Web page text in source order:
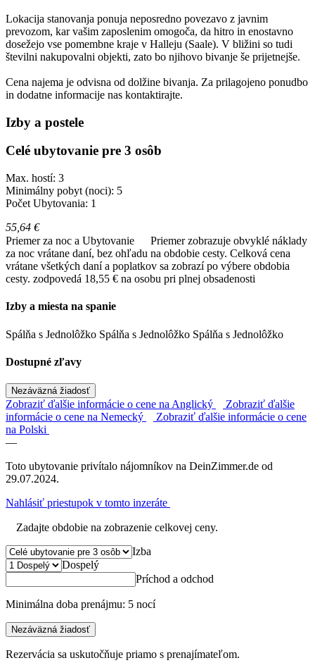
Lokacija stanovanja ponuja neposredno povezavo z javnim
prevozom, kar vašim zaposlenim omogoča, da hitro in enostavno
dosežejo vse pomembne kraje v Halleju (Saale). V bližini so tudi
številni nakupovalni objekti, zato bo njihovo bivanje še prijetnejše.
Cena najema je odvisna od dolžine bivanja. Za prilagojeno ponudbo
in dodatne informacije nas kontaktirajte.
Izby a postele
Celé ubytovanie pre 3 osôb
Max. hostí: 3
Minimálny pobyt (noci): 5
Počet Ubytovania: 1
55,64 €
Priemer za noc a Ubytovanie
Priemer zobrazuje obvyklé náklady
za noc vrátane daní, bez ohľadu na obdobie cesty. Celková cena
vrátane všetkých daní a poplatkov sa zobrazí po výbere obdobia
cesty. zodpovedá 18,55 € na osobu pri plnej obsadenosti
Izby a miesta na spanie
Spálňa s Jednolôžko Spálňa s Jednolôžko Spálňa s Jednolôžko
Dostupné zľavy
Nezáväzná žiadosť
Zobraziť ďalšie informácie o cene na Anglický
Zobraziť ďalšie
informácie o cene na Nemecký
Zobraziť ďalšie informácie o cene
na Polski
—
Toto ubytovanie privítalo nájomníkov na DeinZimmer.de od
29.07.2024.
Nahlásiť priestupok v tomto inzeráte
Zadajte obdobie na zobrazenie celkovej ceny.
Izba
Dospelý
Príchod a odchod
Minimálna doba prenájmu: 5 nocí
Nezáväzná žiadosť
Rezervácia sa uskutočňuje priamo s prenajímateľom.